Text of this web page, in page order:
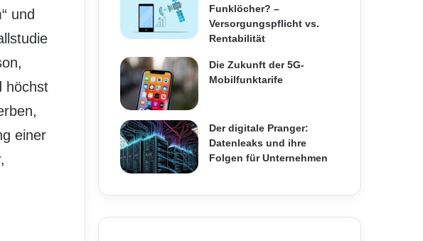
und
höchst
einer
Funklöcher? –
Versorgungspflicht vs.
Rentabilität
Die Zukunft der 5G-
Mobilfunktarife
Der digitale Pranger:
Datenleaks und ihre
Folgen für Unternehmen